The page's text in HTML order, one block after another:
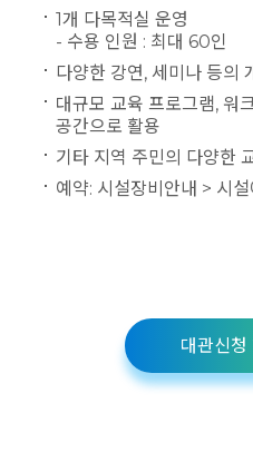
1개 다목적실 운영
- 수용 인원 : 최대 60인
다양한 강연, 세미나 등의
대규모 교육 프로그램, 워
공간으로 활용
기타 지역 주민의 다양한
예약: 시설장비안내 > 시
대관신청